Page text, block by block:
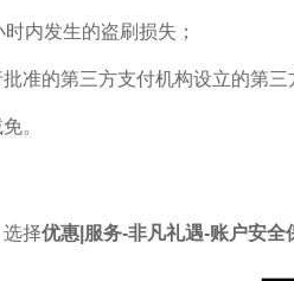
内发生的盗刷损失；
准的第三方支付机构设立的第
。
选择优惠|服务-非凡礼遇-账户安全